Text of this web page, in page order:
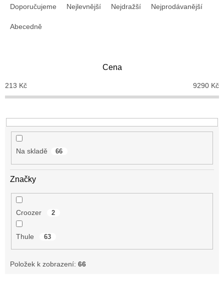
o
d
k
t
Doporučujeme Nejlevnější Nejdražší Nejprodávanější
Abecedně
Cena
213 Kč 9290 Kč
Na skladě 66
Značky
Croozer 2
Thule 63
Položek k zobrazení: 66